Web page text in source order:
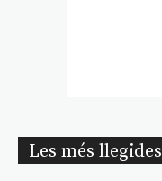
Les més llegides